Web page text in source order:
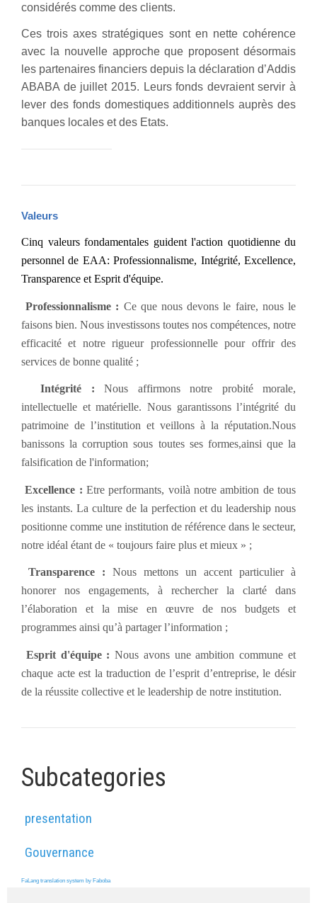
considérés comme des clients.
Ces trois axes stratégiques sont en nette cohérence
avec la nouvelle approche que proposent désormais
les partenaires financiers depuis la déclaration d’Addis
ABABA de juillet 2015. Leurs fonds devraient servir à
lever des fonds domestiques additionnels auprès des
banques locales et des Etats.
Valeurs
Cinq valeurs fondamentales guident l'action quotidienne du
personnel de EAA: Professionnalisme, Intégrité, Excellence,
Transparence et Esprit d'équipe.
Professionnalisme : Ce que nous devons le faire, nous le
faisons bien. Nous investissons toutes nos compétences, notre
efficacité et notre rigueur professionnelle pour offrir des
services de bonne qualité ;
Intégrité : Nous affirmons notre probité morale,
intellectuelle et matérielle. Nous garantissons l’intégrité du
patrimoine de l’institution et veillons à la réputation.Nous
banissons la corruption sous toutes ses formes,ainsi que la
falsification de l'information;
Excellence : Etre performants, voilà notre ambition de tous
les instants. La culture de la perfection et du leadership nous
positionne comme une institution de référence dans le secteur,
notre idéal étant de « toujours faire plus et mieux » ;
Transparence : Nous mettons un accent particulier à
honorer nos engagements, à rechercher la clarté dans
l’élaboration et la mise en œuvre de nos budgets et
programmes ainsi qu’à partager l’information ;
Esprit d'équipe :Nous avons une ambition commune et
chaque acte est la traduction de l’esprit d’entreprise, le désir
de la réussite collective et le leadership de notre institution.
Subcategories
presentation
Gouvernance
FaLang translation system by Faboba